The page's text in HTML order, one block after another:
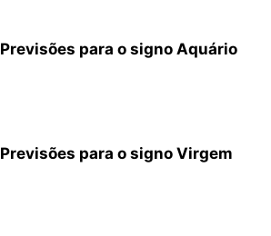
Previsões para o signo Aquário
Previsões para o signo Virgem